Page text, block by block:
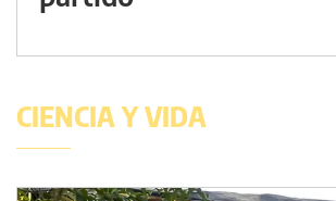
CIENCIA Y VIDA